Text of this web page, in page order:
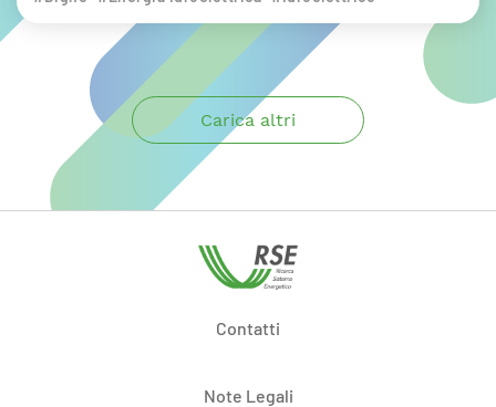
Carica altri
Contatti
Note Legali